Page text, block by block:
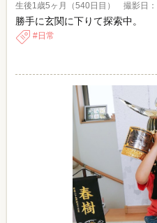
生後1歳5ヶ月（540日目） 撮影日
勝手に玄関に下りて探索中。
日常